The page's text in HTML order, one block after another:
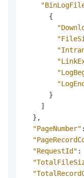
{
}
]
} ,
"PageNumber" :
"RequestId" :